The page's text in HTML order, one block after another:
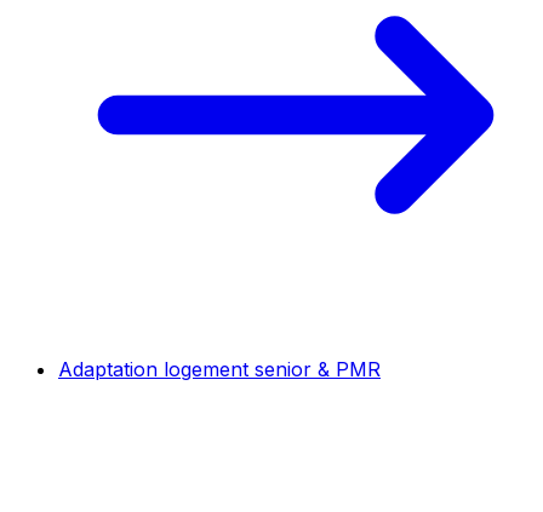
Adaptation logement senior & PMR